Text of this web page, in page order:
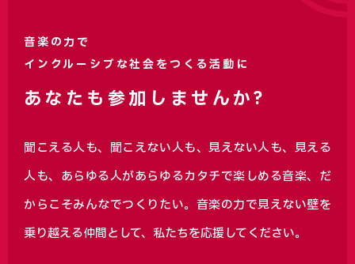
音楽の力で
インクルーシブな社会をつくる活動に
あなたも参加しませんか?
聞こえる人も、聞こえない人も、見えない人も、見える
人も、あらゆる人があらゆるカタチで楽しめる音楽、 だ
からこそみんなでつくりたい。音楽の力で見えない壁を
乗り越える仲間として、私たちを応援してください。